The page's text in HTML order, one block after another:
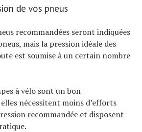
de vos pneus
recommandées seront indiquées
mais la pression idéale des
est soumise à un certain nombre
à vélo sont un bon
nécessitent moins d’efforts
recommandée et disposent